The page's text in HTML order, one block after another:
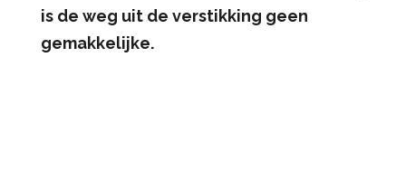
is de weg uit de verstikking geen
gemakkelijke.